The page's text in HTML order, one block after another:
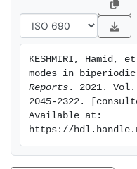
KESHMIRI, Hamid,
modes in biperiodic
Reports . 2021. Vol.
2045-2322.
Available at:
https://